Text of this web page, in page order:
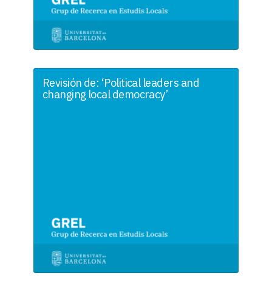
Revisión de: ‘Political leaders and
changing local democracy’